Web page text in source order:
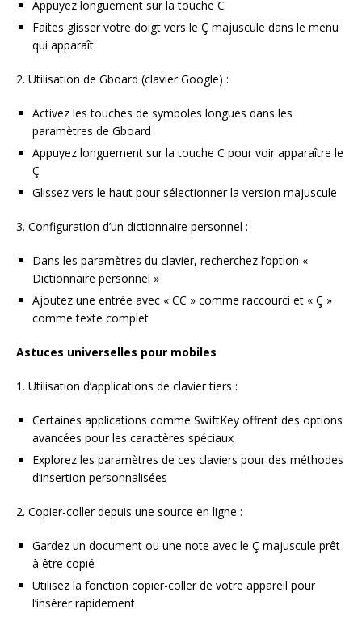
Appuyez longuement sur la touche C
Faites glisser votre doigt vers le Ç majuscule dans le menu
qui apparaît
2. Utilisation de Gboard (clavier Google) :
Activez les touches de symboles longues dans les
paramètres de Gboard
Appuyez longuement sur la touche C pour voir apparaître le
Ç
Glissez vers le haut pour sélectionner la version majuscule
3. Configuration d’un dictionnaire personnel :
Dans les paramètres du clavier, recherchez l’option «
Dictionnaire personnel »
Ajoutez une entrée avec « CC » comme raccourci et « Ç »
comme texte complet
Astuces universelles pour mobiles
1. Utilisation d’applications de clavier tiers :
Certaines applications comme SwiftKey offrent des options
avancées pour les caractères spéciaux
Explorez les paramètres de ces claviers pour des méthodes
d’insertion personnalisées
2. Copier-coller depuis une source en ligne :
Gardez un document ou une note avec le Ç majuscule prêt
à être copié
Utilisez la fonction copier-coller de votre appareil pour
l’insérer rapidement